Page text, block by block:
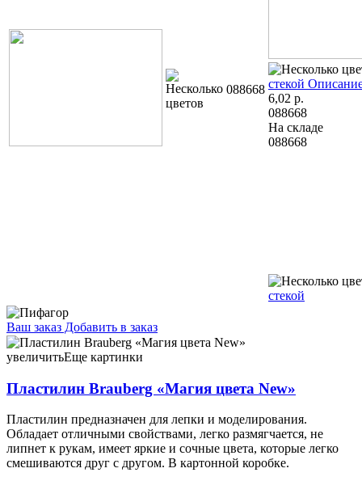
088668 стекой
6,02 р.
088668
На складе
088668
стекой
Ваш заказ Добавить в заказ
Пластилин Brauberg «Магия цвета New» 12 цветов, 240 г, со
стеком 6,55 113322
увеличитьЕще картинки
Пластилин Brauberg «Магия цвета New»
Пластилин предназначен для лепки и моделирования.
Обладает отличными свойствами, легко размягчается, не
липнет к рукам, имеет яркие и сочные цвета, которые легко
смешиваются друг с другом. В картонной коробке.